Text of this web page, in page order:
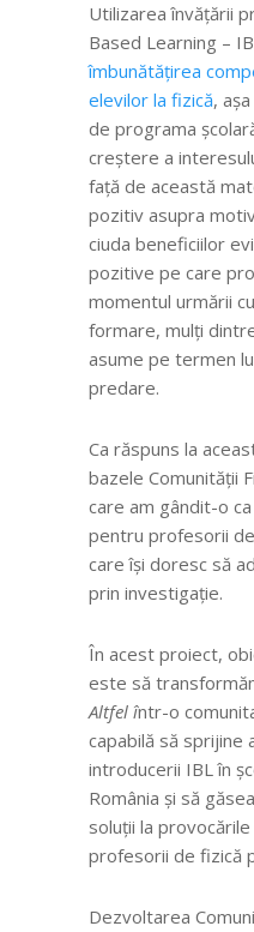
Utilizarea învățării
Based Learning –
îmbunătățirea
elevilor la fizică,
de programa
creștere a
față de această
pozitiv asupra
ciuda beneficiilor
pozitive pe care
momentul urmării
formare, mulți
asume pe termen
predare.
Ca răspuns la
bazele Comunității
care am gândit-o
pentru profesorii
care își doresc să
prin investigație.
În acest proiect,
este să
Altfel într-o
capabilă să sprijine
introducerii IBL în
România și să
soluții la
profesorii de fizică
Dezvoltarea